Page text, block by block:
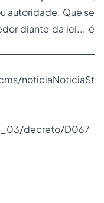
autoridade. Que se
diante da lei... é
noticiaNoticiaSt
decreto/D067